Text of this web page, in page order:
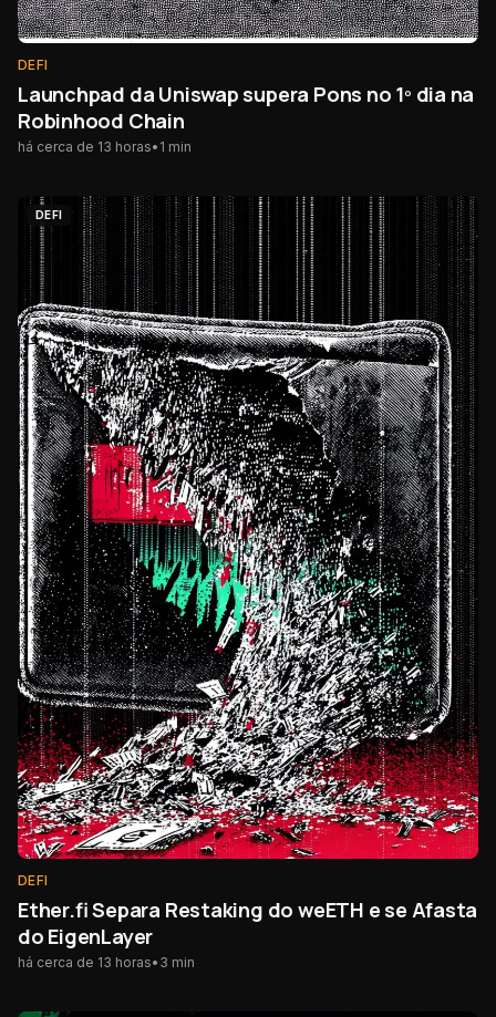
DEFI
Launchpad da Uniswap supera Pons no 1º dia na
Robinhood Chain
há cerca de 13 horas• 1 min
DEFI
DEFI
Ether.fi Separa Restaking do weETH e se Afasta
do EigenLayer
há cerca de 13 horas• 3 min